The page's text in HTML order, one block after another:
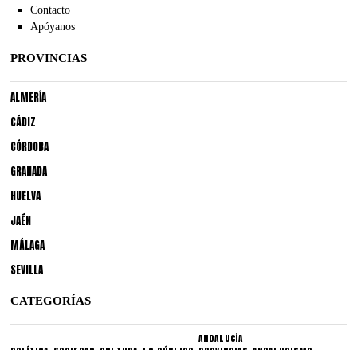
Contacto
Apóyanos
PROVINCIAS
ALMERÍA
CÁDIZ
CÓRDOBA
GRANADA
HUELVA
JAÉN
MÁLAGA
SEVILLA
CATEGORÍAS
ANDALUCÍA